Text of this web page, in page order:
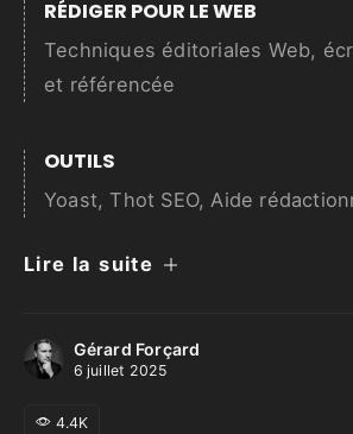
RÉDIGER POUR LE WEB
Techniques éditoriales Web,
et référencée
OUTILS
Yoast, Thot SEO, Aide
Lire la suite
Gérard Forçard
6 juillet 2025
4.4K